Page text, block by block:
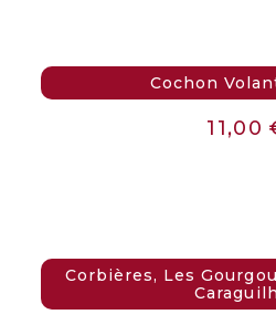
Cochon
11,00
Corbières, Les